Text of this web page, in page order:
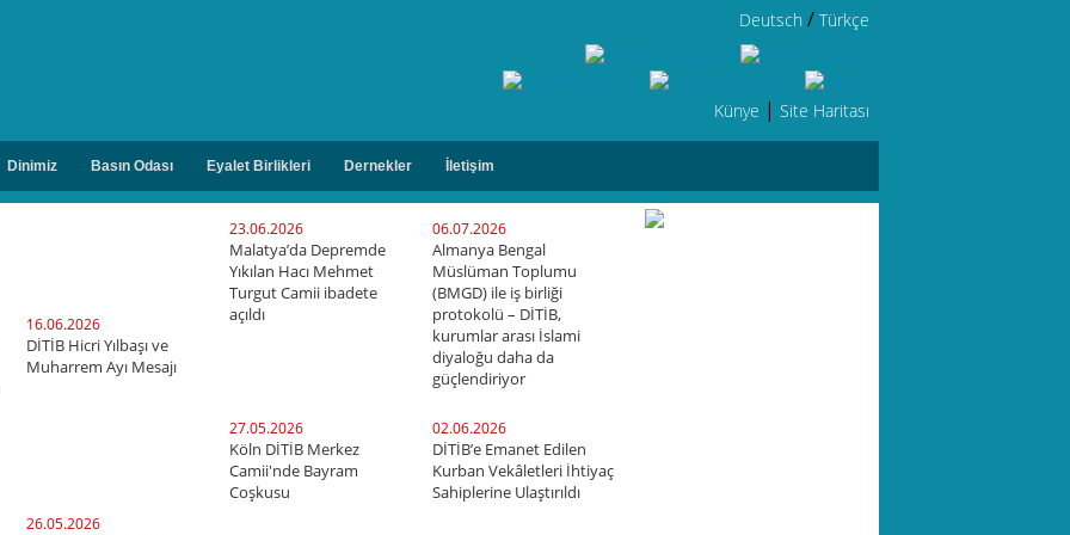
Deutsch /Türkçe
Künye |Site Haritası
Dinimiz Basın Odası Eyalet Birlikleri Dernekler İletişim
06.07.2026
Almanya Bengal
Müslüman Toplumu
(BMGD) ile iş birliği
protokolü – DİTİB,
kurumlar arası İslami
diyaloğu daha da
güçlendiriyor
23.06.2026
Malatya’da Depremde
Yıkılan Hacı Mehmet
Turgut Camii ibadete
açıldı
16.06.2026
DİTİB Hicri Yılbaşı ve
Muharrem Ayı Mesajı
02.06.2026
DİTİB’e Emanet Edilen
Kurban Vekâletleri İhtiyaç
Sahiplerine Ulaştırıldı
27.05.2026
Köln DİTİB Merkez
Camii'nde Bayram
Coşkusu
26.05.2026